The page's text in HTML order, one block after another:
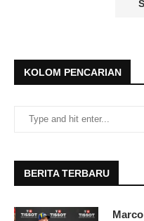
KOLOM PENCARIAN
BERITA TERBARU